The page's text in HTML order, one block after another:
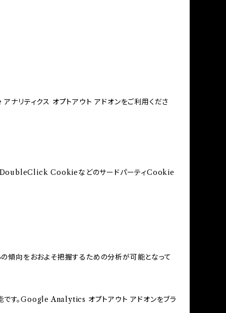
リティクス オプトアウト アドオンをご利用くださ
めDoubleClick CookieなどのサードパーティCookie
傾向をおおよそ把握するための分析が可能となって
す。Google Analytics オプトアウト アドオンをブラ